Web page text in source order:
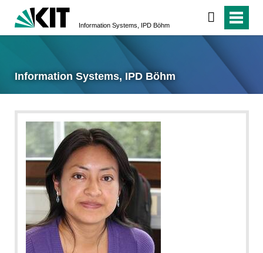
Information Systems, IPD Böhm
Information Systems, IPD Böhm